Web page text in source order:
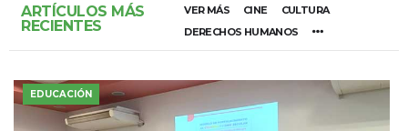
ARTÍCULOS MÁS
RECIENTES
VER MÁS CINE
CULTURA
DERECHOS HUMANOS
EDUCACIÓN